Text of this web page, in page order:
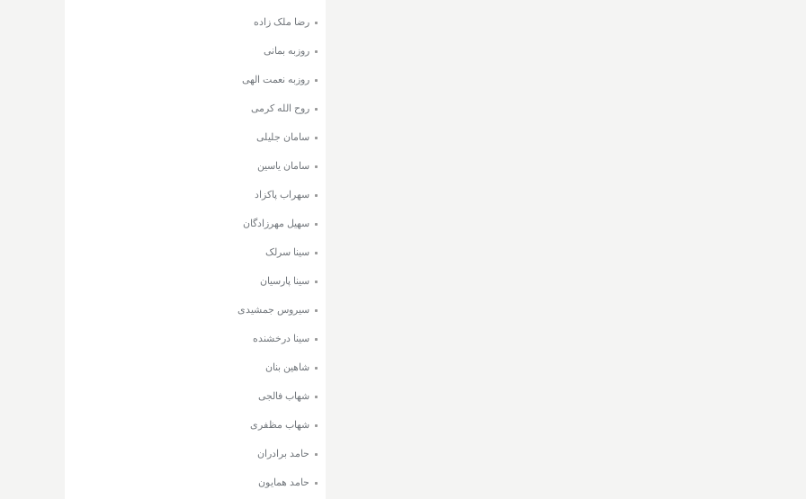
رضا ملک زاده
روزبه بمانی
روزبه نعمت الهی
روح الله کرمی
سامان جلیلی
سامان یاسین
سهراب پاکزاد
سهیل مهرزادگان
سینا سرلک
سینا پارسیان
سیروس جمشیدی
سینا درخشنده
شاهین بنان
شهاب فالجی
شهاب مظفری
حامد برادران
حامد همایون